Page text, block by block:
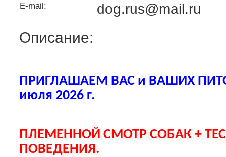
E-mail: dog.rus@mail.ru
Описание:
ПРИГЛАШАЕМ ВАС и ВАШИХ
июля 2026 г.
ПЛЕМЕННОЙ СМОТР СОБАК +
ПОВЕДЕНИЯ.